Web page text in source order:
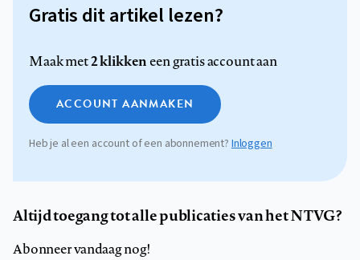
Gratis dit artikel lezen?
Maak met2 klikkeneen gratis account aan
ACCOUNT AANMAKEN
Heb je al een account of een abonnement? Inloggen
Altijd toegang tot alle publicaties van het NTVG?
Abonneer vandaag nog!